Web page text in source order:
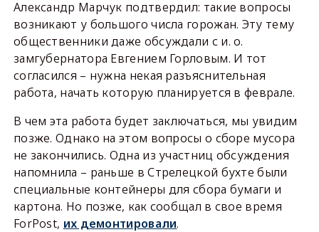
Александр Марчук подтвердил: такие вопросы
возникают у большого числа горожан. Эту тему
общественники даже обсуждали с и. о.
замгубернатора Евгением Горловым. И тот
согласился – нужна некая разъяснительная
работа, начать которую планируется в феврале.
В чем эта работа будет заключаться, мы увидим
позже. Однако на этом вопросы о сборе мусора
не закончились. Одна из участниц обсуждения
напомнила – раньше в Стрелецкой бухте были
специальные контейнеры для сбора бумаги и
картона. Но позже, как сообщал в свое время
ForPost, их демонтировали.